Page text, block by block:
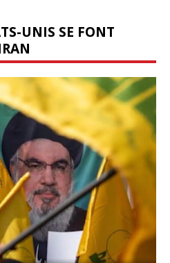
UNIS SE FONT